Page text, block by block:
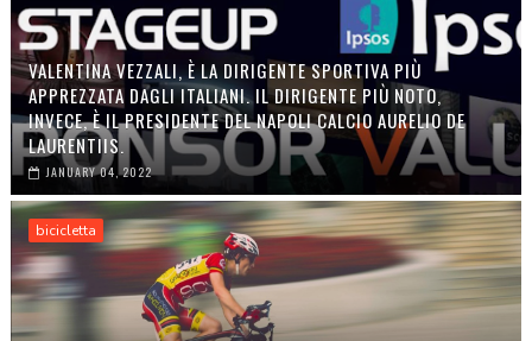
VALENTINA VEZZALI, È LA DIRIGENTE SPORTIVA PIÙ
APPREZZATA DAGLI ITALIANI. IL DIRIGENTE PIÙ NOTO,
INVECE, È IL PRESIDENTE DEL NAPOLI CALCIO AURELIO DE
LAURENTIIS.
JANUARY 04, 2022
bicicletta